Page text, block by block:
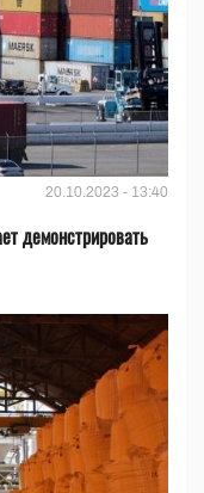
20.10.2023 - 13:40
демонстрировать